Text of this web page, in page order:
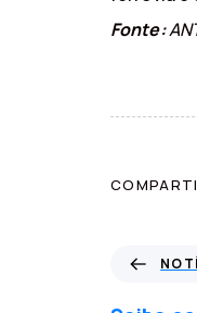
Fonte:
t